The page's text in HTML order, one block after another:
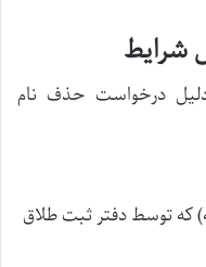
شرایط
درخواست حذف نام
که توسط دفتر ثبت طلاق